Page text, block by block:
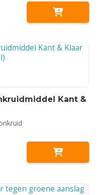
Kant &